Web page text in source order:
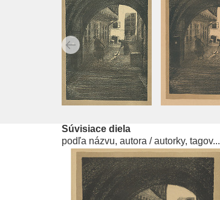
Súvisiace diela
podľa názvu, autora / autorky, tagov...